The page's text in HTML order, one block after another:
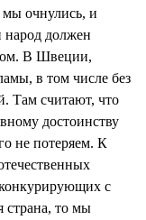
очнулись, и
народ должен
В Швеции,
в том числе без
Там считают, что
достоинству
не потеряем. К
с
страна, то мы